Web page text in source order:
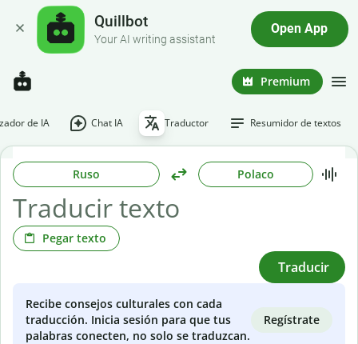
Quillbot
Your AI writing assistant
Open App
Premium
de IA Chat IA Traductor Resumidor de textos
Ruso Polaco
Pegar texto
Traducir
Recibe consejos culturales con cada
traducción. Inicia sesión para que tus
palabras conecten, no solo se traduzcan.
Regístrate